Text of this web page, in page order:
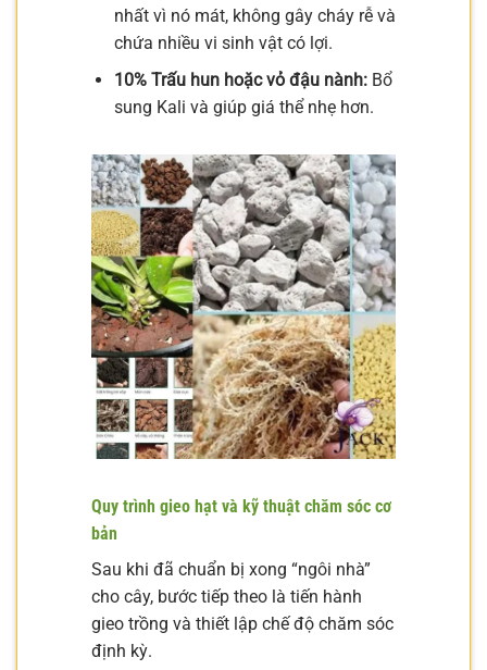
nhất vì nó mát, không gây cháy rễ và
chứa nhiều vi sinh vật có lợi.
10% Trấu hun hoặc vỏ đậu nành:Bổ
sung Kali và giúp giá thể nhẹ hơn.
Quy trình gieo hạt và kỹ thuật chăm sóc cơ
bản
Sau khi đã chuẩn bị xong “ngôi nhà”
cho cây, bước tiếp theo là tiến hành
gieo trồng và thiết lập chế độ chăm sóc
định kỳ.